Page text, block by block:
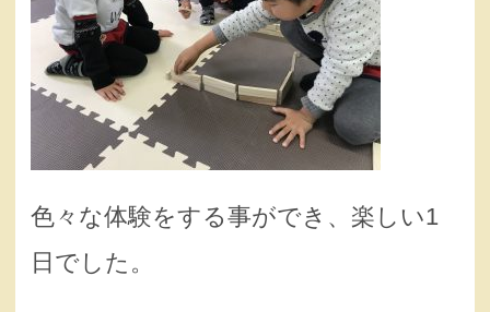
色々な体験をする事ができ、楽しい1
日でした。